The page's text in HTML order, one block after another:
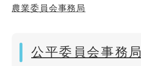
農業委員会事務局
公平委員会事務局